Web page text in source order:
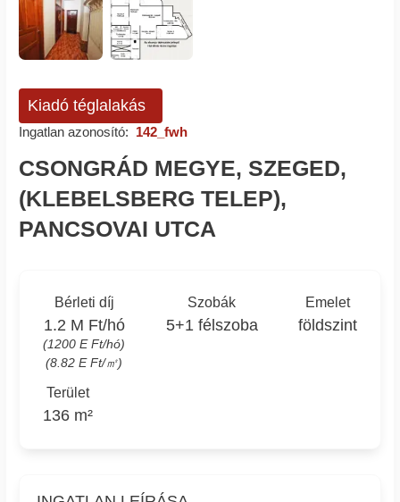
Kiadó téglalakás
Ingatlan azonosító: 142_fwh
CSONGRÁD MEGYE, SZEGED,
(KLEBELSBERG TELEP),
PANCSOVAI UTCA
Bérleti díj
1.2 M Ft/hó
(1200 E Ft/hó)
(8.82 E Ft/㎡)
Szobák
5+1 félszoba
Emelet
földszint
Terület
136 m²